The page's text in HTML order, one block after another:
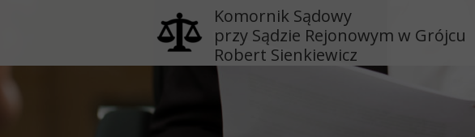
Komornik Sądowy
przy Sądzie Rejonowym w Grójcu
Robert Sienkiewicz